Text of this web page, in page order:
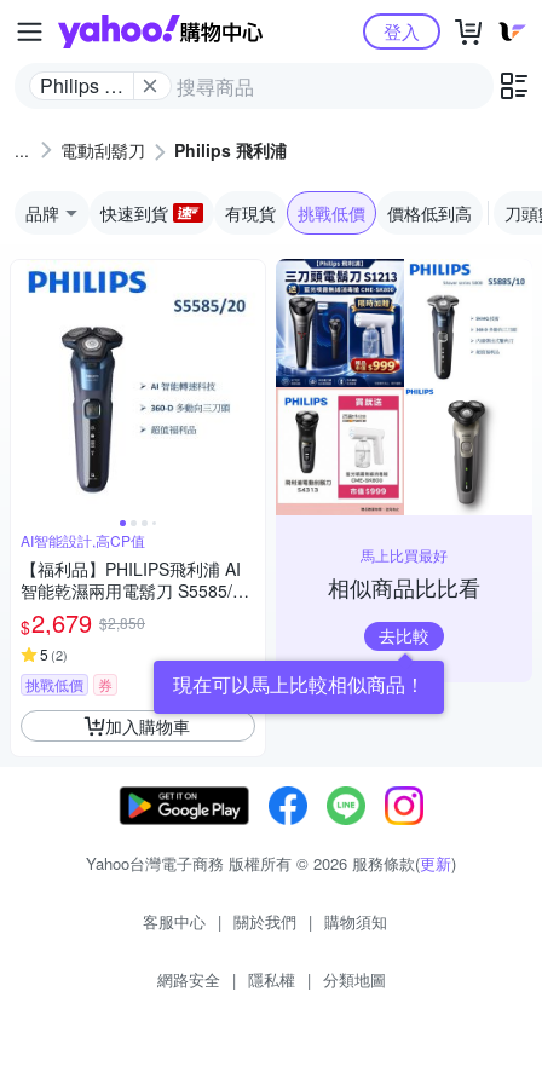
Yahoo購物中心
Philips 飛
登入
電動刮鬍刀 Philips 飛利浦
品牌 快速到貨 有現貨 挑戰低價 價格低到高 刀
AI智能設計,高CP值
【福利品】PHILIPS飛利浦 AI
智能乾濕兩用電鬍刀 S5585/20
(一年保固)
$2,679 $2,850
5 (2)
挑戰低價 券
加入購物車
馬上比買最好
相似商品比比看
去比較
現在可以馬上比較相似商品！
Yahoo台灣電子商務 版權所有 © 2026 服務條款(更新)
客服中心 | 關於我們 | 購物須知
網路安全 | 隱私權 | 分類地圖